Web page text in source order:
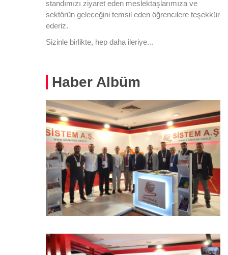
standımızı ziyaret eden meslektaşlarımıza ve
sektörün geleceğini temsil eden öğrencilere teşekkür
ederiz.
Sizinle birlikte, hep daha ileriye...
Haber Albüm